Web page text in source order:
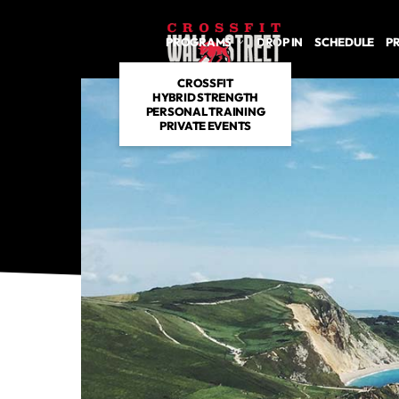
PROGRAMS
CROSSFIT
HYBRID STRENGTH
PERSONAL TRAINING
PRIVATE EVENTS
DROP IN SCHEDULE